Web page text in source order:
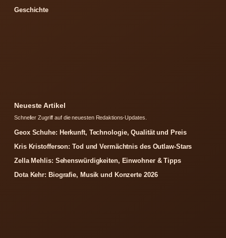
Geschichte
Neueste Artikel
Schneller Zugriff auf die neuesten Redaktions-Updates.
Geox Schuhe: Herkunft, Technologie, Qualität und Preis
Kris Kristofferson: Tod und Vermächtnis des Outlaw-Stars
Zella Mehlis: Sehenswürdigkeiten, Einwohner & Tipps
Dota Kehr: Biografie, Musik und Konzerte 2026